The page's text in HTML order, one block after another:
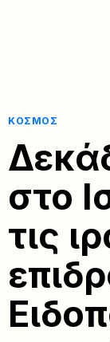
ΚΌΣΜΟΣ
στο
τις